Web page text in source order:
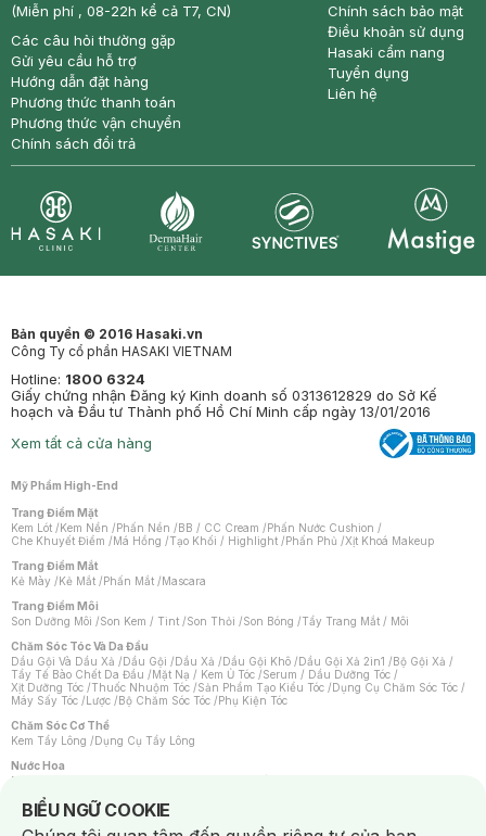
(Miễn phí , 08-22h kể cả T7, CN)
Các câu hỏi thường gặp
Gửi yêu cầu hỗ trợ
Hướng dẫn đặt hàng
Phương thức thanh toán
Phương thức vận chuyển
Chính sách đổi trả
Chính sách bảo mật
Điều khoản sử dụng
Hasaki cẩm nang
Tuyển dụng
Liên hệ
Bản quyền © 2016 Hasaki.vn
Công Ty cổ phần HASAKI VIETNAM
Hotline: 1800 6324
Giấy chứng nhận Đăng ký Kinh doanh số 0313612829 do Sở Kế
hoạch và Đầu tư Thành phố Hồ Chí Minh cấp ngày 13/01/2016
Xem tất cả cửa hàng
Mỹ Phẩm High-End
Trang Điểm Mặt
Kem Lót /Kem Nền /Phấn Nền /BB / CC Cream /Phấn Nước Cushion /
Che Khuyết Điểm /Má Hồng /Tạo Khối / Highlight /Phấn Phủ /Xịt Khoá Makeup
Trang Điểm Mắt
Kẻ Mày /Kẻ Mắt /Phấn Mắt /Mascara
Trang Điểm Môi
Son Dưỡng Môi /Son Kem / Tint /Son Thỏi /Son Bóng /Tẩy Trang Mắt / Môi
Chăm Sóc Tóc Và Da Đầu
Dầu Gội Và Dầu Xả /Dầu Gội /Dầu Xả /Dầu Gội Khô /Dầu Gội Xả 2in1 /Bộ Gội Xả /
Tẩy Tế Bào Chết Da Đầu /Mặt Nạ / Kem Ủ Tóc /Serum / Dầu Dưỡng Tóc /
Xịt Dưỡng Tóc /Thuốc Nhuộm Tóc /Sản Phẩm Tạo Kiểu Tóc /Dụng Cụ Chăm Sóc Tóc /
Máy Sấy Tóc /Lược /Bộ Chăm Sóc Tóc /Phụ Kiện Tóc
Chăm Sóc Cơ Thể
Kem Tẩy Lông /Dụng Cụ Tẩy Lông
Nước Hoa
Nước Hoa Nữ
Chăm Sóc Cá Nhân
BIỂU NGỮ COOKIE
Notice about cookies usage